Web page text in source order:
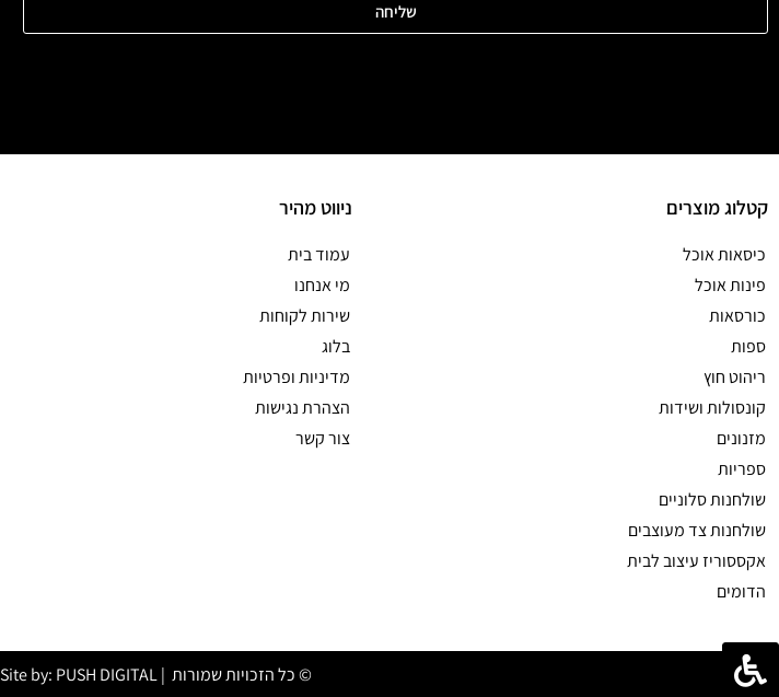
שליחה
קטלוג מוצרים
כיסאות אוכל
פינות אוכל
כורסאות
ספות
ריהוט חוץ
קונסולות ושידות
מזנונים
ספריות
שולחנות סלוניים
שולחנות צד מעוצבים
אקססוריז עיצוב לבית
הדומים
ניווט מהיר
עמוד בית
מי אנחנו
שירות לקוחות
בלוג
מדיניות ופרטיות
הצהרת נגישות
צור קשר
© כל הזכויות שמורות | Site by:PUSH DIGITAL